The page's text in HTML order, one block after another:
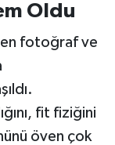
Oldu
fotoğraf ve
fit fiziğini
öven çok